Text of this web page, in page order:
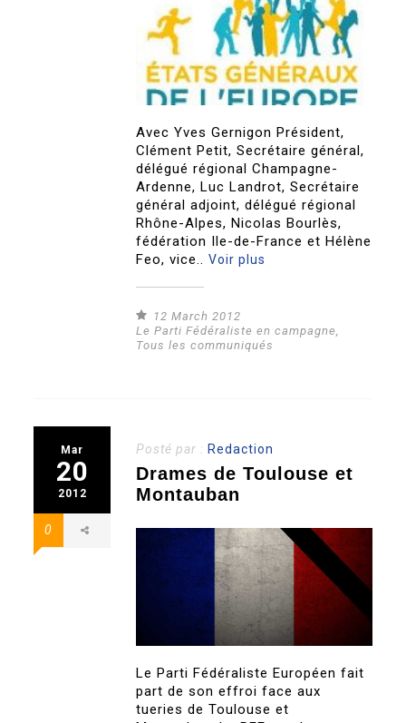
Avec Yves Gernigon Président,
Clément Petit, Secrétaire général,
délégué régional Champagne-
Ardenne, Luc Landrot, Secrétaire
général adjoint, délégué régional
Rhône-Alpes, Nicolas Bourlès,
fédération Ile-de-France et Hélène
Feo, vice..Voir plus
12 March 2012
Le Parti Fédéraliste en campagne
Tous les communiqués
Mar
20
2012
0
Posté par : Redaction
Drames de Toulouse et
Montauban
Le Parti Fédéraliste Européen fait
part de son effroi face aux
tueries de Toulouse et